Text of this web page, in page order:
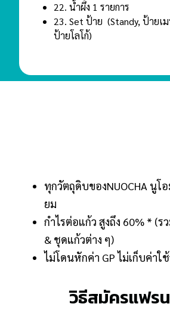
22. น้ําผึ้ง 1 รายการ
23. Set ป้าย (Standy, ป้ายเ
ป้ายโลโก้)
ทุกวัตถุดิบของNUOCHA นูโ
ยม
กำไรต่อแก้ว สูงถึง 60% * (
& ชุดแก้วต่าง ๆ)
ไม่โดนหักค่า GP ไม่เก็บค่าใ
วิธีสมัครแฟร